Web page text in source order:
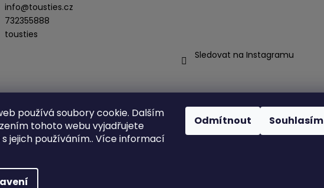
používá soubory cookie. Dalším
tohoto webu vyjadřujete
s jejich používáním.. Více informací
Odmítnout Souhlasím
info@tousties.cz
732355888
tousties
Sledovat na Instagramu
Obchodní podmínky Ochrana osobních údajů